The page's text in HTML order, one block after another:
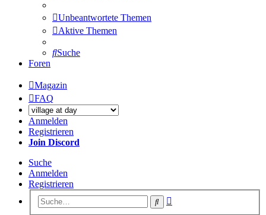
Unbeantwortete Themen
Aktive Themen
Suche
Foren
Magazin
FAQ
Anmelden
Registrieren
Join Discord
Suche
Anmelden
Registrieren
Suche